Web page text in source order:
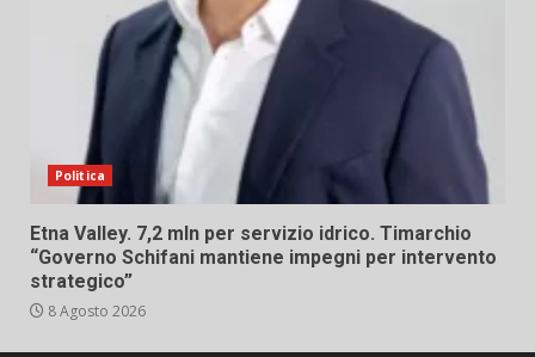
Politica
Etna Valley. 7,2 mln per servizio idrico. Timarchio
“Governo Schifani mantiene impegni per intervento
strategico”
8 Agosto 2026